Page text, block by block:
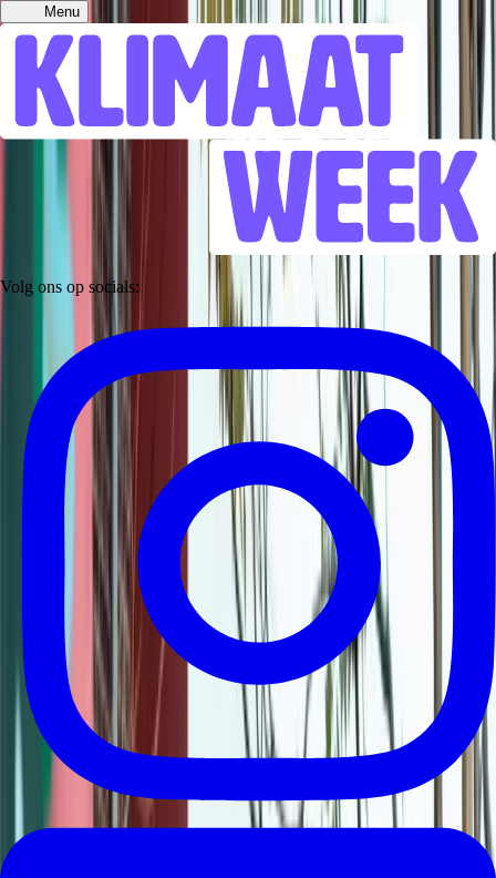
Menu
Volg ons op socials: